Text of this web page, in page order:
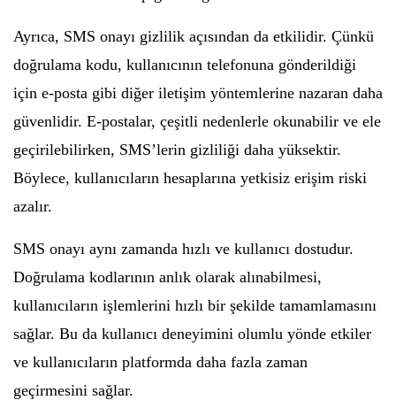
Ayrıca, SMS onayı gizlilik açısından da etkilidir. Çünkü
doğrulama kodu, kullanıcının telefonuna gönderildiği
için e-posta gibi diğer iletişim yöntemlerine nazaran daha
güvenlidir. E-postalar, çeşitli nedenlerle okunabilir ve ele
geçirilebilirken, SMS’lerin gizliliği daha yüksektir.
Böylece, kullanıcıların hesaplarına yetkisiz erişim riski
azalır.
SMS onayı aynı zamanda hızlı ve kullanıcı dostudur.
Doğrulama kodlarının anlık olarak alınabilmesi,
kullanıcıların işlemlerini hızlı bir şekilde tamamlamasını
sağlar. Bu da kullanıcı deneyimini olumlu yönde etkiler
ve kullanıcıların platformda daha fazla zaman
geçirmesini sağlar.